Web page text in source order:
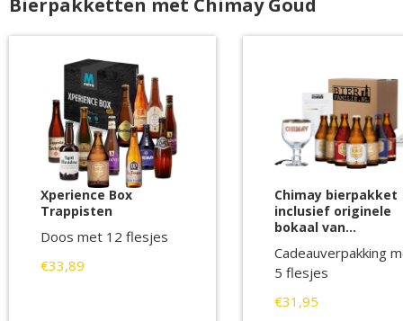
Xperience Box
Trappisten
Doos met 12 flesjes
€33,89
Chimay bierpakket
inclusief originele
bokaal van
Cadeauverpakking
5 flesjes
€31,95